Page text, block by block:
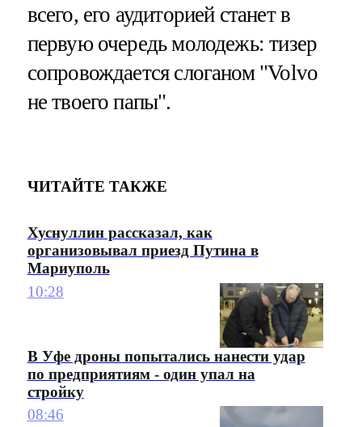
всего, его аудиторией станет в
первую очередь молодежь: тизер
сопровождается слоганом "Volvo
не твоего папы".
ЧИТАЙТЕ ТАКЖЕ
Хуснуллин рассказал, как
организовывал приезд Путина в
Мариуполь
10:28
В Уфе дроны попытались нанести удар
по предприятиям - один упал на
стройку
08:46